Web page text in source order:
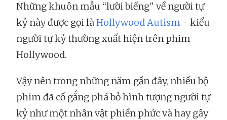
Những khuôn mẫu “lười biếng" về người tự
kỷ này được gọi làHollywood Autism - kiểu
người tự kỷ thường xuất hiện trên phim
Hollywood.
Vậy nên trong những năm gần đây, nhiều bộ
phim đã cố gắng phá bỏ hình tượng người tự
kỷ như một nhân vật phiền phức và hay gây